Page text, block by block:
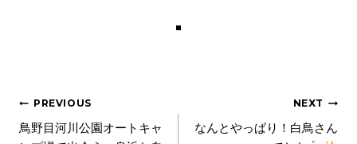
PREVIOUS
鳥野目河川公園オートキャ
NEXT
なんとやっぱり！白鳥さん